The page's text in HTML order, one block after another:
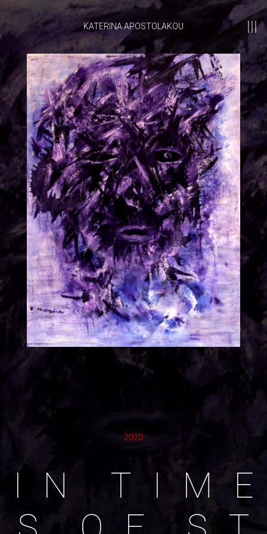
KATERINA APOSTOLAKOU
2020
I N T I M
E